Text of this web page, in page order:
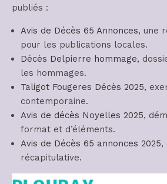
publiés :
Avis de Décès 65 Annonces, une
pour les publications locales.
Décès Delpierre hommage,
les hommages.
Taligot Fougeres Décès 2025,
contemporaine.
Avis de décès Noyelles 2025,
format et d’éléments.
Avis de Décès 65 annonces 2025,
récapitulative.